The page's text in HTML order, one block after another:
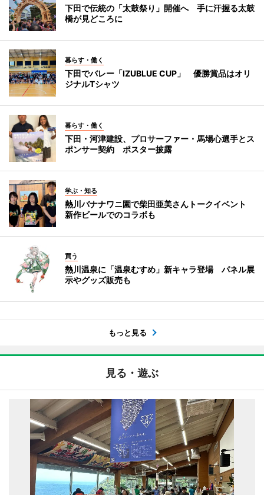
下田で伝統の「太鼓祭り」開催へ 手に汗握る太鼓
橋が見どころに
暮らす・働く
下田でバレー「IZUBLUE CUP」 優勝賞品はオリ
ジナルTシャツ
暮らす・働く
下田・河津建設、プロサーファー・馬場心選手とス
ポンサー契約 ポスター披露
学ぶ・知る
熱川バナナワニ園で柴田亜美さんトークイベント
新作ビールでのコラボも
買う
熱川温泉に「温泉むすめ」新キャラ登場 パネル展
示やグッズ販売も
もっと見る
見る・遊ぶ